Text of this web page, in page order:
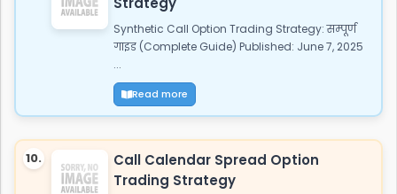
Synthetic Call Option Trading Strategy: सम्पूर्ण
गाइड (Complete Guide) Published: June 7, 2025
...
Read more
10.
Call Calendar Spread Option
Trading Strategy